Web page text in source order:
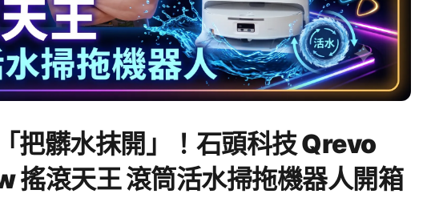
把髒水抹開」！石頭科技 Qrevo
搖滾天王 滾筒活水掃拖機器人開箱